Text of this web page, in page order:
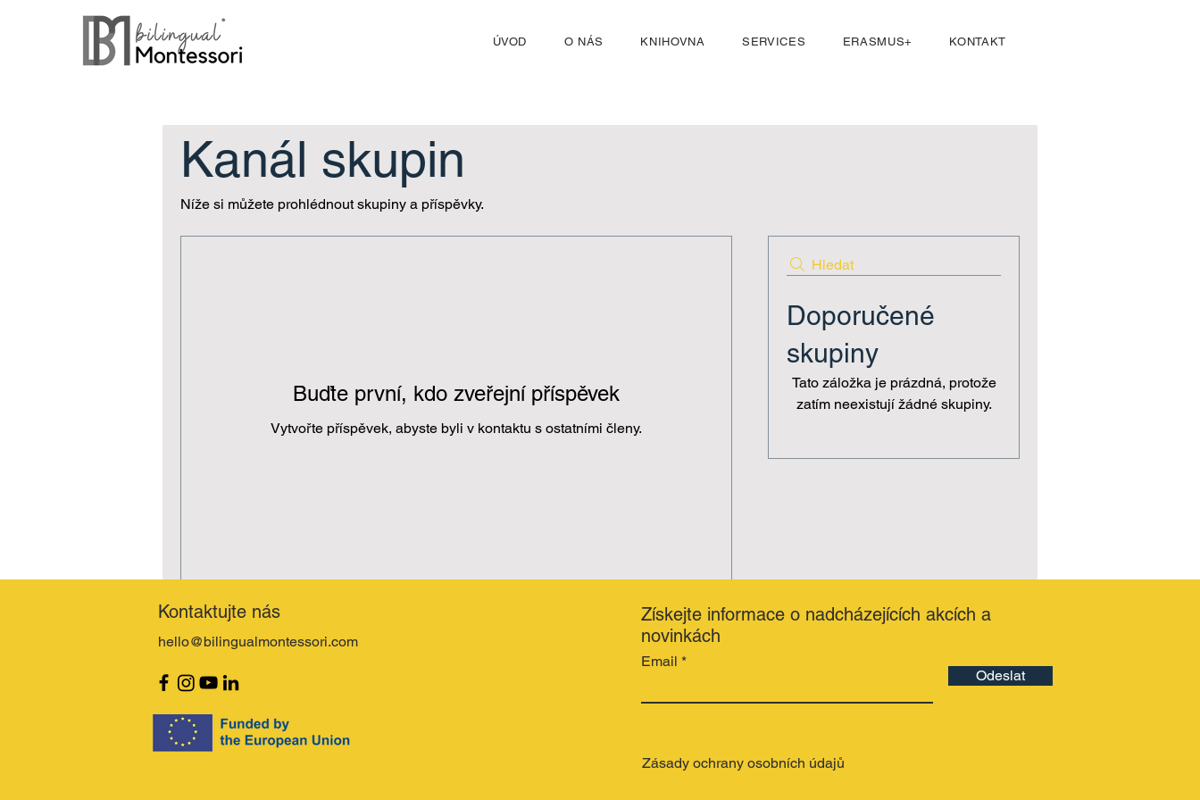
ÚVOD O NÁS KNIHOVNA SERVICES ERASMUS+ KONTAKT
Kanál skupin
Níže si můžete prohlédnout skupiny a příspěvky.
Hledat
Doporučené
skupiny
Tato záložka je prázdná, protože
zatím neexistují žádné skupiny.
Buďte první, kdo zveřejní příspěvek
Vytvořte příspěvek, abyste byli v kontaktu s ostatními členy.
Kontaktujte nás
hello@bilingualmontessori.com
Získejte informace o nadcházejících akcích a
novinkách
Email
Odeslat
Zásady ochrany osobních údajů